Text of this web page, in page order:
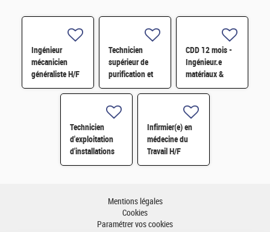
Ingénieur
mécanicien
généraliste H/F
Technicien
supérieur de
purification et
fabrication en
chaine blindée
H/F
CDD 12 mois -
Ingénieur.e
matériaux &
soudage H/F
Technicien
d'exploitation
d'installations
H/F
Infirmier(e) en
médecine du
Travail H/F
Mentions légales
Cookies
Paramétrer vos cookies